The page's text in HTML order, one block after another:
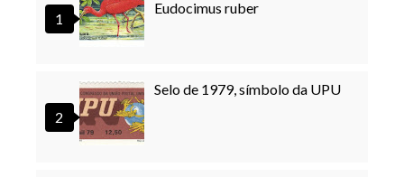
Eudocimus ruber
Selo de 1979, símbolo da UPU